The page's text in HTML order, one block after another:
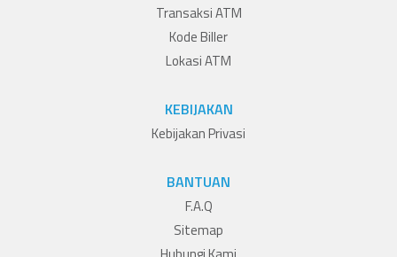
Transaksi ATM
Kode Biller
Lokasi ATM
KEBIJAKAN
Kebijakan Privasi
BANTUAN
F.A.Q
Sitemap